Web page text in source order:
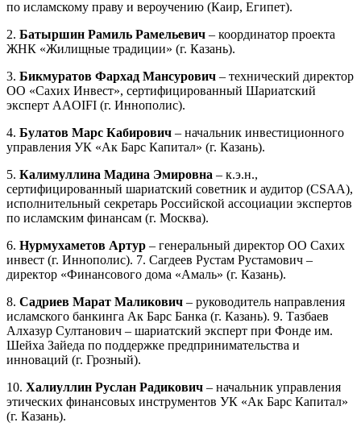
по исламскому праву и вероучению (Каир, Египет).
2. Батыршин Рамиль Рамельевич – координатор проекта
ЖНК «Жилищные традиции» (г. Казань).
3. Бикмуратов Фархад Мансурович – технический директор
ОО «Сахих Инвест», сертифицированный Шариатский
эксперт AAOIFI (г. Иннополис).
4. Булатов Марс Кабирович – начальник инвестиционного
управления УК «Ак Барс Капитал» (г. Казань).
5. Калимуллина Мадина Эмировна – к.э.н.,
сертифицированный шариатский советник и аудитор (CSAA),
исполнительный секретарь Российской ассоциации экспертов
по исламским финансам (г. Москва).
6. Нурмухаметов Артур – генеральный директор ОО Сахих
инвест (г. Иннополис). 7. Сагдеев Рустам Рустамович –
директор «Финансового дома «Амаль» (г. Казань).
8. Садриев Марат Маликович – руководитель направления
исламского банкинга Ак Барс Банка (г. Казань). 9. Тазбаев
Алхазур Султанович – шариатский эксперт при Фонде им.
Шейха Зайеда по поддержке предпринимательства и
инноваций (г. Грозный).
10. Халиуллин Руслан Радикович – начальник управления
этических финансовых инструментов УК «Ак Барс Капитал»
(г. Казань).